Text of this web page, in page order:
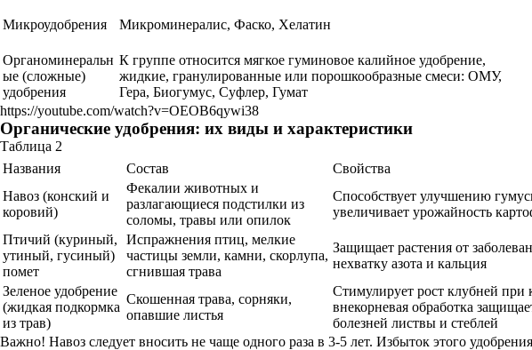
Микроудобрения Микроминералис, Фаско, Хелатин
Органоминеральн
ые (сложные)
удобрения
К группе относится мягкое гуминовое калийное удобрение,
жидкие, гранулированные или порошкообразные смеси: ОМУ,
Гера, Биогумус, Суфлер, Гумат
https://youtube.com/watch?v=OEOB6qywi38
Органические удобрения: их виды и характеристики
Таблица 2
Названия
Состав Свойства
Навоз (конский и
коровий)
Фекалии животных и
разлагающиеся подстилки из
соломы, травы или опилок
Способствует улучшению
увеличивает урожайность
Птичий (куриный,
утиный, гусиный)
помет
Испражнения птиц, мелкие
частицы земли, камни, скорлупа,
сгнившая трава
Защищает растения от
нехватку азота и кальция
Зеленое удобрение
(жидкая подкормка
из трав)
Скошенная трава, сорняки,
опавшие листья
Стимулирует рост клубней при
внекорневая обработка
болезней листвы и стеблей
Важно! Навоз следует вносить не чаще одного раза в 3-5 лет. Избыток этого